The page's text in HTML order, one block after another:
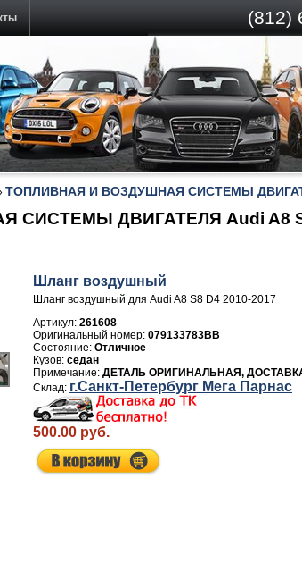
(812)
ТОПЛИВНАЯ И ВОЗДУШНАЯ СИСТЕМЫ
ДВИГАТЕЛЯ Audi A8
Шланг воздушный
Шланг воздушный для Audi A8 S8 D4 2010-2017
Артикул: 261608
079133783BB
Отличное
седан
ДЕТАЛЬ ОРИГИНАЛЬНАЯ,
г.Санкт-Петербург Мега Парнас
500.00 руб.